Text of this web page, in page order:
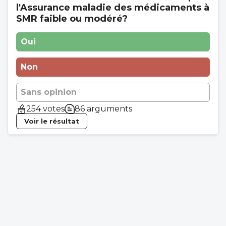
à égalité avec les prescripteurs et...retour
au bon vieux CES! Ca devient n'importe
quoi.
l'Assurance maladie des médicaments à
SMR faible ou modéré?
Oui
Non
Sans opinion
254 votes
86 arguments
Voir le résultat